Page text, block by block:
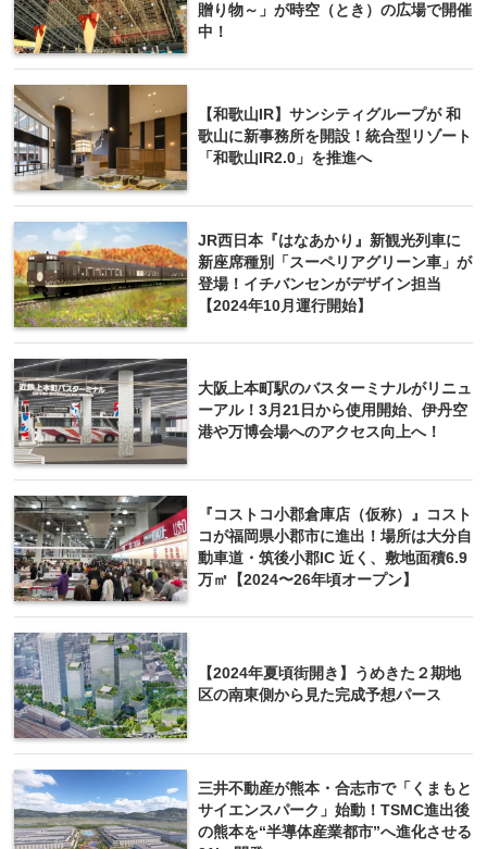
贈り物～」が時空（とき）の広場で開催
中！
【和歌山IR】サンシティグループが 和
歌山に新事務所を開設！統合型リゾート
「和歌山IR2.0」を推進へ
JR西日本『はなあかり』新観光列車に
新座席種別「スーペリアグリーン車」が
登場！イチバンセンがデザイン担当
【2024年10月運行開始】
大阪上本町駅のバスターミナルがリニュ
ーアル！3月21日から使用開始、伊丹空
港や万博会場へのアクセス向上へ！
『コストコ小郡倉庫店（仮称）』コスト
コが福岡県小郡市に進出！場所は大分自
動車道・筑後小郡IC 近く、敷地面積6.9
万㎡【2024〜26年頃オープン】
【2024年夏頃街開き】うめきた２期地
区の南東側から見た完成予想パース
三井不動産が熊本・合志市で「くまもと
サイエンスパーク」始動！TSMC進出後
の熊本を“半導体産業都市”へ進化させる